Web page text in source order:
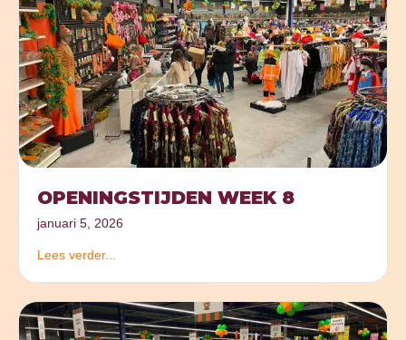
OPENINGSTIJDEN WEEK 8
januari 5, 2026
Lees verder...